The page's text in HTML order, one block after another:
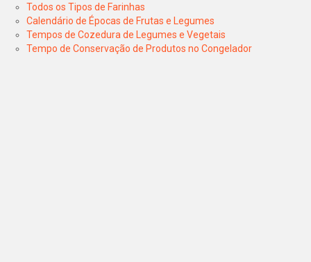
Todos os Tipos de Farinhas
Calendário de Épocas de Frutas e Legumes
Tempos de Cozedura de Legumes e Vegetais
Tempo de Conservação de Produtos no Congelador